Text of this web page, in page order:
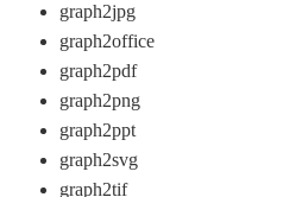
graph2jpg
graph2office
graph2pdf
graph2png
graph2ppt
graph2svg
graph2tif